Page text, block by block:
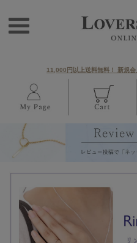
11,000円以上送料無料！ 新規